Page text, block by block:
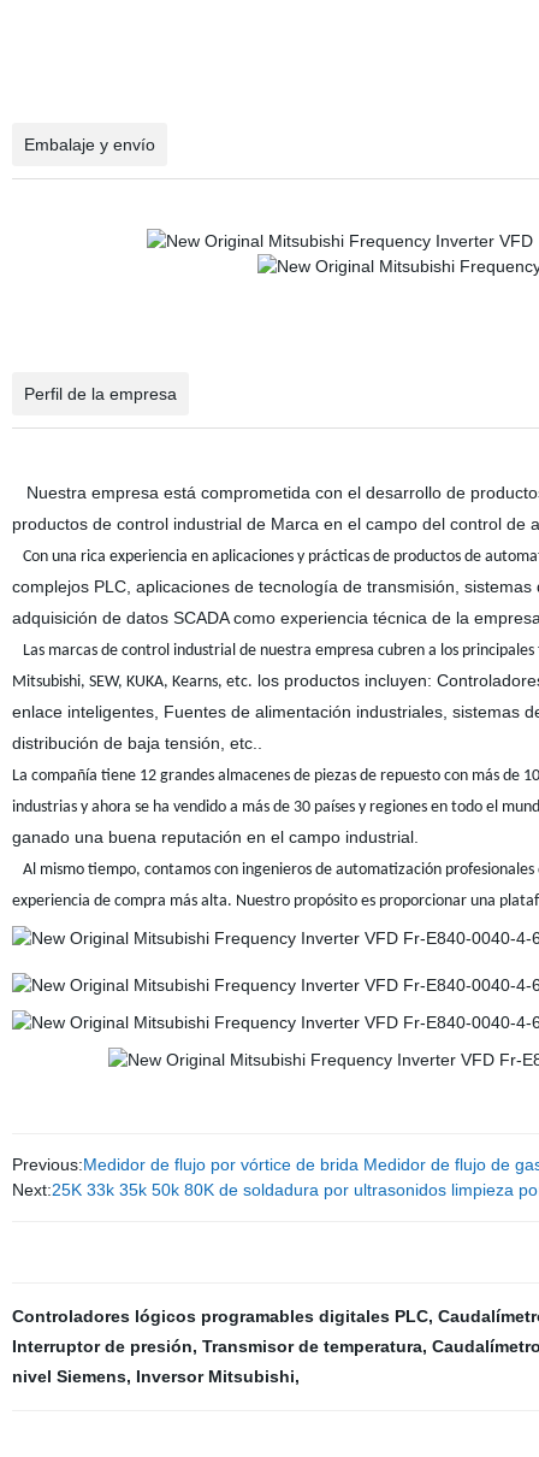
Embalaje y envío
Perfil de la empresa
Nuestra empresa está comprometida con el desarrollo de
productos de control industrial de Marca en el campo del control de
Con una rica experiencia en aplicaciones y prácticas de productos de
complejos PLC, aplicaciones de tecnología de transmisión,
adquisición de datos SCADA como experiencia técnica de la
Las marcas de control industrial de nuestra empresa cubren a los
Mitsubishi, SEW, KUKA, Kearns, etc. los productos incluyen:
enlace inteligentes, Fuentes de alimentación industriales, sistemas
distribución de baja tensión, etc..
La compañía tiene 12 grandes almacenes de piezas de repuesto con más de
industrias y ahora se ha vendido a más de 30 países y regiones en todo el
ganado una buena reputación en el campo industrial.
Al mismo tiempo, contamos con ingenieros de automatización
experiencia de compra más alta. Nuestro propósito es proporcionar una
Previous:Medidor de flujo por vórtice de brida Medidor de flujo de
Next:25K 33k 35k 50k 80K de soldadura por ultrasonidos limpieza
Controladores lógicos programables digitales PLC,
Interruptor de presión, Transmisor de temperatura,
nivel Siemens, Inversor Mitsubishi,